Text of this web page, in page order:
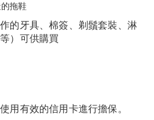
拖鞋
的牙具、棉簽、剃鬚套裝、淋
）可供購買
用有效的信用卡進行擔保。